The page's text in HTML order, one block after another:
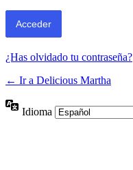
¿Has olvidado tu contraseña?
← Ir a Delicious Martha
Idioma